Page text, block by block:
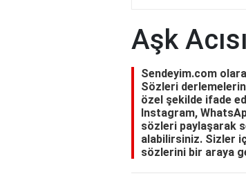
Aşk
Sendeyim.com
Sözleri derlemelerini
özel şekilde ifade
Instagram,
sözleri paylaşarak
alabilirsiniz. Sizler
sözlerini bir araya